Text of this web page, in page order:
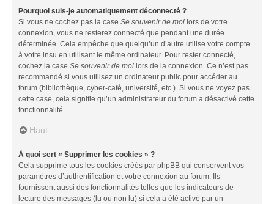
Pourquoi suis-je automatiquement déconnecté ?
Si vous ne cochez pas la case Se souvenir de moi lors de votre
connexion, vous ne resterez connecté que pendant une durée
déterminée. Cela empêche que quelqu’un d’autre utilise votre compte
à votre insu en utilisant le même ordinateur. Pour rester connecté,
cochez la case Se souvenir de moi lors de la connexion. Ce n’est pas
recommandé si vous utilisez un ordinateur public pour accéder au
forum (bibliothèque, cyber-café, université, etc.). Si vous ne voyez pas
cette case, cela signifie qu’un administrateur du forum a désactivé cette
fonctionnalité.
Haut
À quoi sert « Supprimer les cookies » ?
Cela supprime tous les cookies créés par phpBB qui conservent vos
paramètres d’authentification et votre connexion au forum. Ils
fournissent aussi des fonctionnalités telles que les indicateurs de
lecture des messages (lu ou non lu) si cela a été activé par un